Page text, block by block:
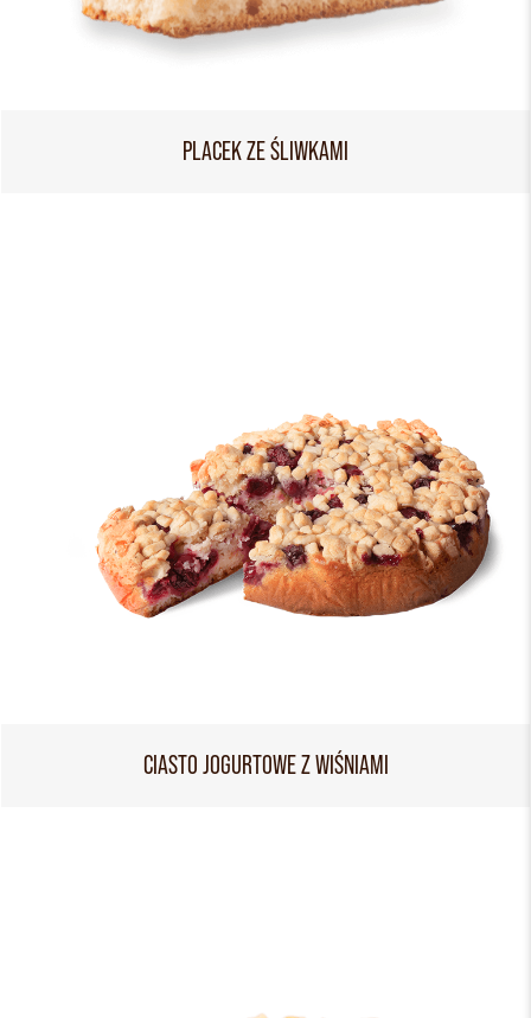
PLACEK ZE ŚLIWKAMI
CIASTO JOGURTOWE Z WIŚNIAMI